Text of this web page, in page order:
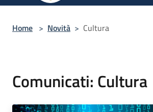
Home > Novità > Cultura
Comunicati: Cultura